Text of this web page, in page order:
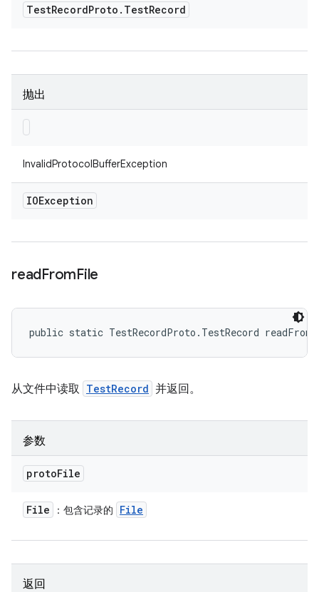
TestRecordProto . TestRecord
抛出
InvalidProtocolBufferException
IOException
readFromFile
public static TestRecordProto.TestRecord
从文件中读取 TestRecord 并返回。
参数
protoFile
File ：包含记录的 File
返回